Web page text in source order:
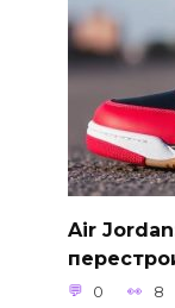
Air
0 8